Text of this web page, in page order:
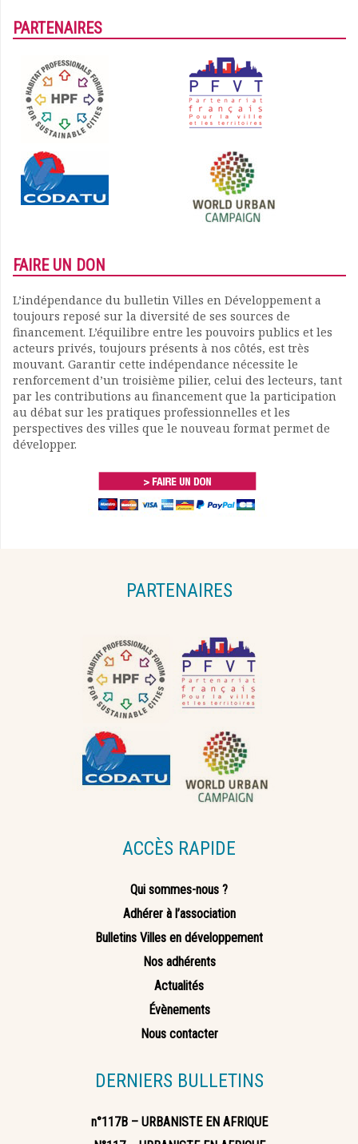
PARTENAIRES
FAIRE UN DON
L’indépendance du bulletin Villes en Développement a
toujours reposé sur la diversité de ses sources de
financement. L’équilibre entre les pouvoirs publics et les
acteurs privés, toujours présents à nos côtés, est très
mouvant. Garantir cette indépendance nécessite le
renforcement d’un troisième pilier, celui des lecteurs, tant
par les contributions au financement que la participation
au débat sur les pratiques professionnelles et les
perspectives des villes que le nouveau format permet de
développer.
PARTENAIRES
ACCÈS RAPIDE
Qui sommes-nous ?
Adhérer à l’association
Bulletins Villes en développement
Nos adhérents
Actualités
Évènements
Nous contacter
DERNIERS BULLETINS
n°117B – URBANISTE EN AFRIQUE